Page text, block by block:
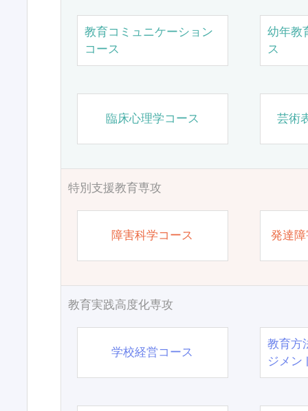
教育コミュニケーション
コース
幼年教
ス
臨床心理学コース 芸術
特別支援教育専攻
障害科学コース 発達
教育実践高度化専攻
学校経営コース
教育方
ジメン